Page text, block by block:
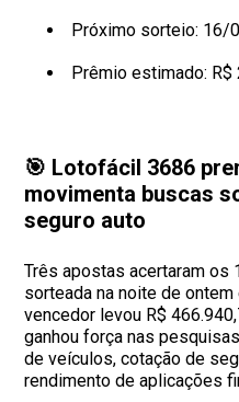
Próximo sorteio: 16/
Prêmio estimado: R$
🎯 Lotofácil 3686
movimenta buscas
seguro auto
Três apostas acertaram os
sorteada na noite de
vencedor levou R$
ganhou força nas
de veículos, cotação de
rendimento de aplicações